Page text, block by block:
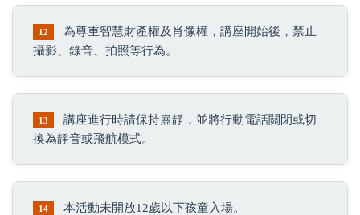
12
為尊重智慧財產權及肖像權，講座開始後，禁止
攝影、錄音、拍照等行為。
13
講座進行時請保持肅靜，並將行動電話關閉或切
換為靜音或飛航模式。
14 本活動未開放12歲以下孩童入場。